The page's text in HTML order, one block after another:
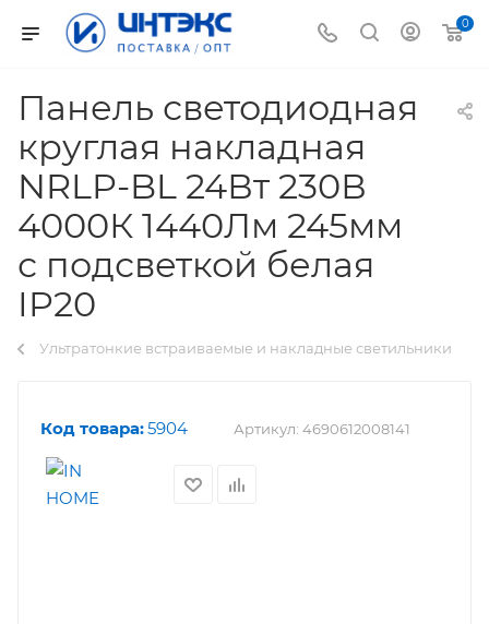
0
Панель светодиодная
круглая накладная
NRLP-BL 24Вт 230В
4000К 1440Лм 245мм
с подсветкой белая
IP20
Ультратонкие встраиваемые и накладные светильники
Код товара:5904 Артикул: 4690612008141